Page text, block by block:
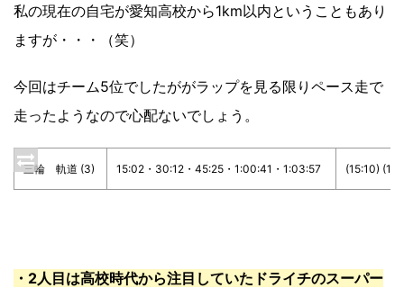
私の現在の自宅が愛知高校から1km以内ということもあり
ますが・・・（笑）
今回はチーム5位でしたががラップを見る限りペース走で
走ったようなので心配ないでしょう。
三輪 軌道 (3) 15:02・30:12・45:25・1:00:41・1:03:57 (15:10)
・2人目は高校時代から注目していたドライチのスーパー